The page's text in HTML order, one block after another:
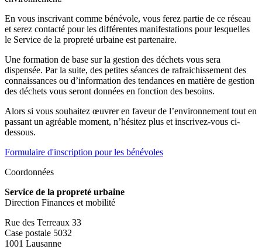
En vous inscrivant comme bénévole, vous ferez partie de ce réseau
et serez contacté pour les différentes manifestations pour lesquelles
le Service de la propreté urbaine est partenaire.
Une formation de base sur la gestion des déchets vous sera
dispensée. Par la suite, des petites séances de rafraichissement des
connaissances ou d’information des tendances en matière de gestion
des déchets vous seront données en fonction des besoins.
Alors si vous souhaitez œuvrer en faveur de l’environnement tout en
passant un agréable moment, n’hésitez plus et inscrivez-vous ci-
dessous.
Formulaire d'inscription pour les bénévoles
Coordonnées
Service de la propreté urbaine
Direction Finances et mobilité
Rue des Terreaux 33
Case postale 5032
1001 Lausanne